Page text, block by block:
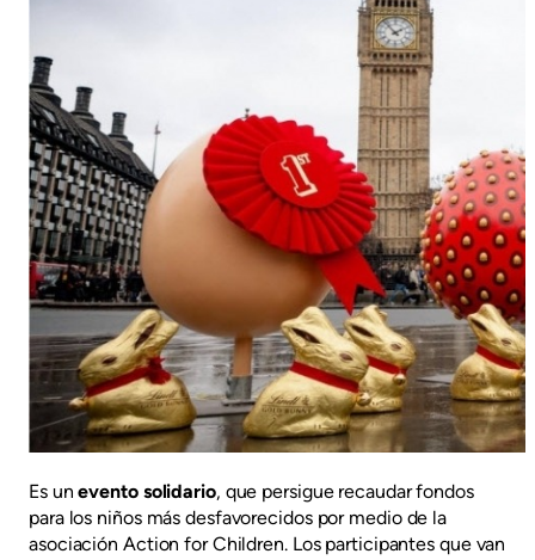
Es unevento solidario, que persigue recaudar fondos
para los niños más desfavorecidos por medio de la
asociación Action for Children. Los participantes que van